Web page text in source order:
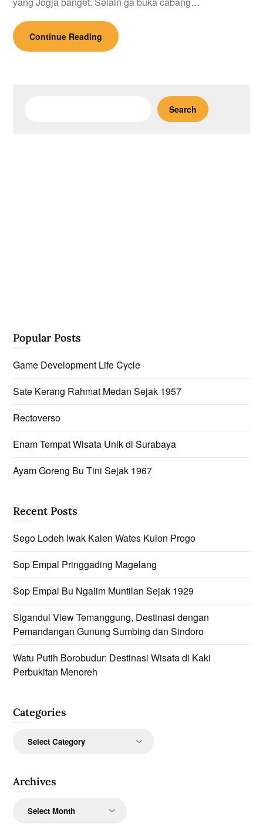
Continue Reading
Search
Popular Posts
Game Development Life Cycle
Sate Kerang Rahmat Medan Sejak 1957
Rectoverso
Enam Tempat Wisata Unik di Surabaya
Ayam Goreng Bu Tini Sejak 1967
Recent Posts
Sego Lodeh Iwak Kalen Wates Kulon Progo
Sop Empal Pringgading Magelang
Sop Empal Bu Ngalim Muntilan Sejak 1929
Sigandul View Temanggung, Destinasi dengan
Pemandangan Gunung Sumbing dan Sindoro
Watu Putih Borobudur: Destinasi Wisata di Kaki
Perbukitan Menoreh
Categories
Archives